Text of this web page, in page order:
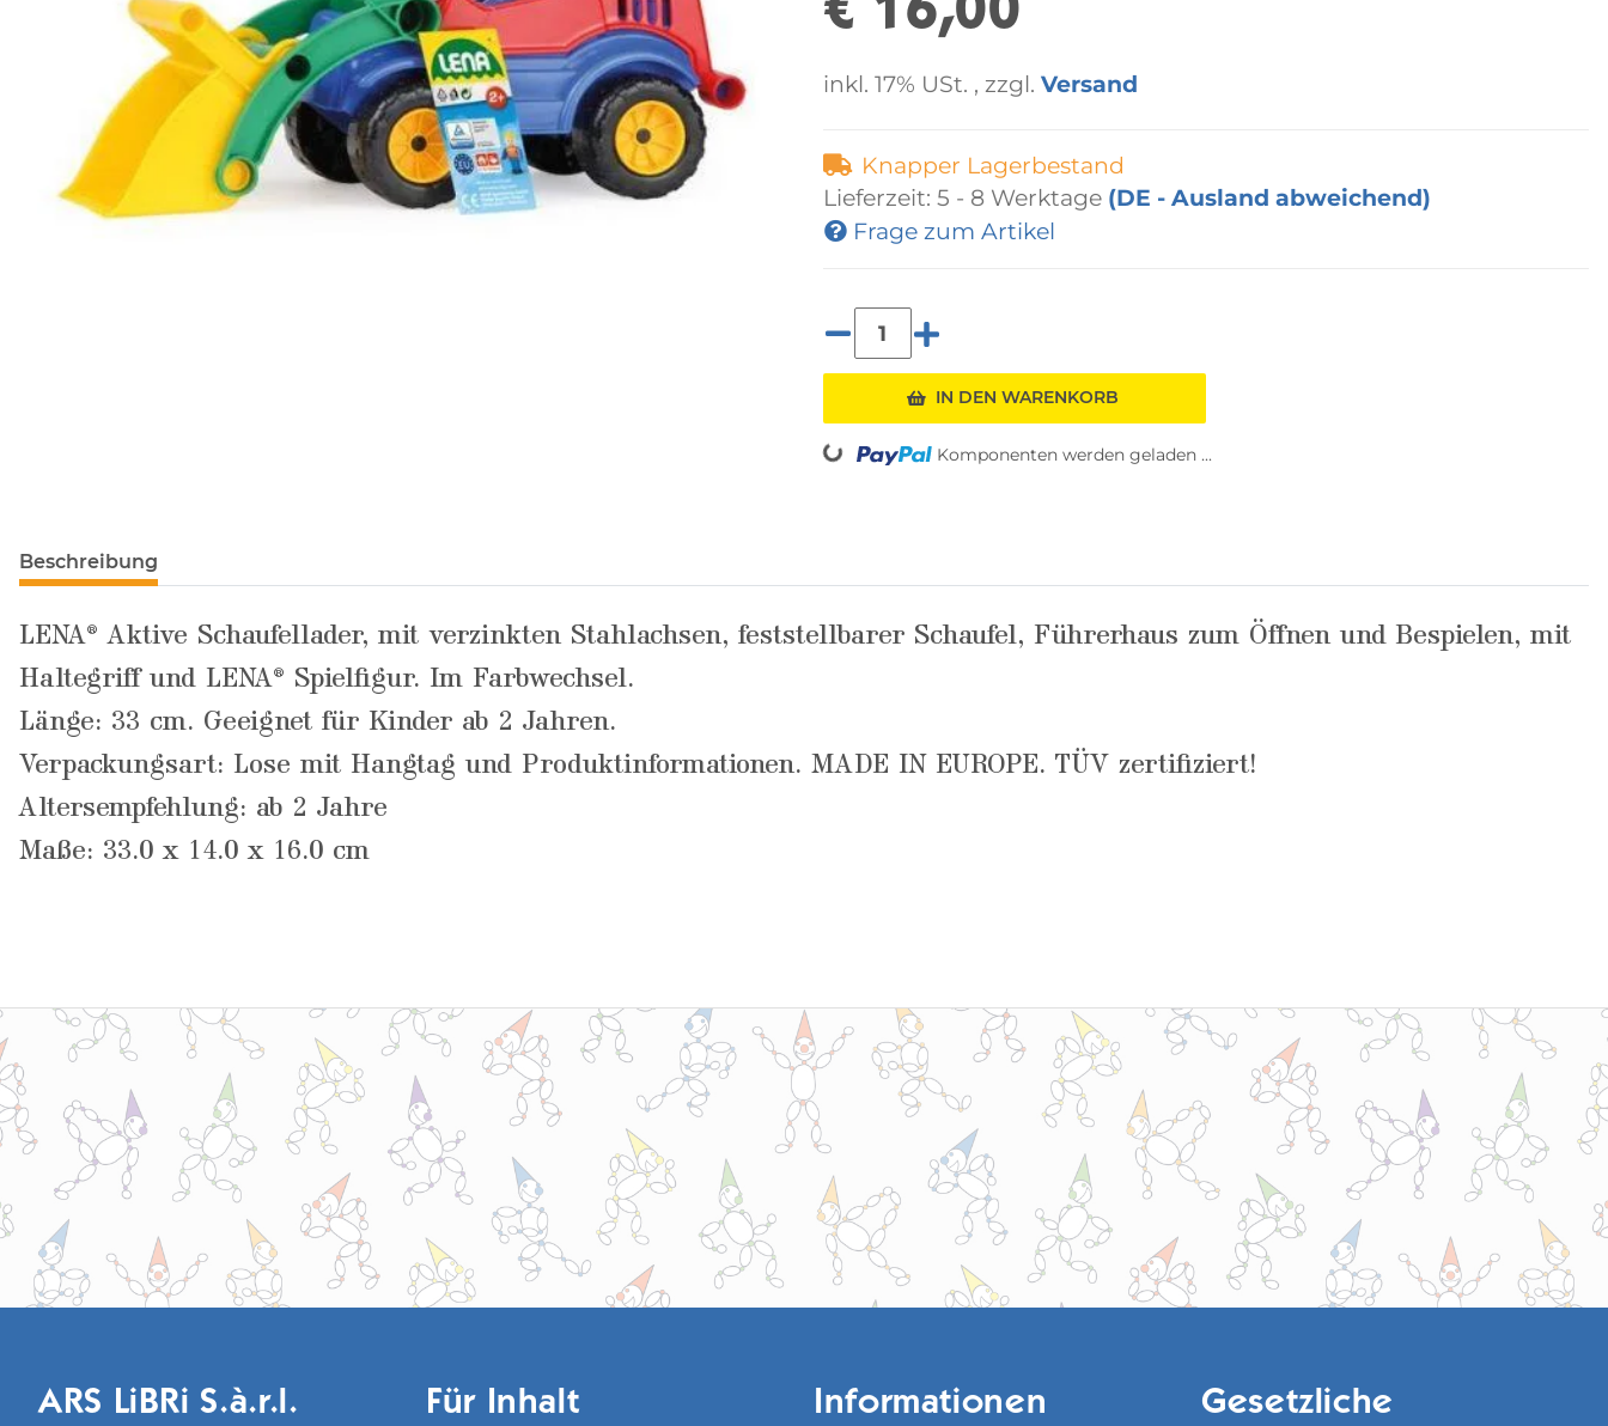
€ 16,00
inkl. 17% USt. , zzgl. Versand
Knapper Lagerbestand
Lieferzeit: 5 - 8 Werktage (DE - Ausland abweichend)
Frage zum Artikel
IN DEN WARENKORB
Loading... Komponenten werden geladen ...
Beschreibung
LENA® Aktive Schaufellader, mit verzinkten Stahlachsen, feststellbarer Schaufel, Führerhaus zum Öffnen und Bespielen, mit
Haltegriff und LENA® Spielfigur. Im Farbwechsel.
Länge: 33 cm. Geeignet für Kinder ab 2 Jahren.
Verpackungsart: Lose mit Hangtag und Produktinformationen. MADE IN EUROPE. TÜV zertifiziert!
Altersempfehlung: ab 2 Jahre
Maße: 33.0 x 14.0 x 16.0 cm
ARS LiBRi S.à.r.l.
Für Inhalt
Informationen
Gesetzliche